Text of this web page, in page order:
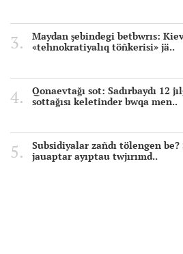
Maydan şebindegi betbwrıs:
«tehnokratiyalıq töñkerisi» jä..
Qonaevtağı sot: Sadırbaydı 12
sottağısı keletinder bwqa men..
Subsidiyalar zañdı tölengen be?
jauaptar ayıptau twjırımd..